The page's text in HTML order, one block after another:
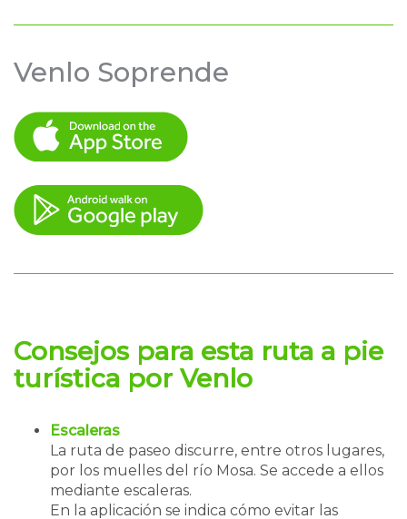
Venlo Soprende
Consejos para esta ruta a pie
turística por Venlo
Escaleras
La ruta de paseo discurre, entre otros lugares,
por los muelles del río Mosa. Se accede a ellos
mediante escaleras.
En la aplicación se indica cómo evitar las